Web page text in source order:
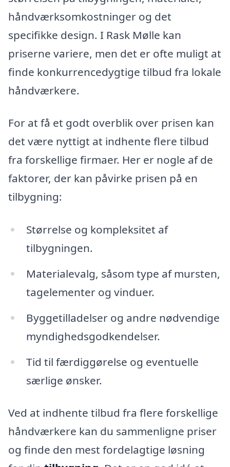
håndværksomkostninger og det
specifikke design. I Rask Mølle kan
priserne variere, men det er ofte muligt at
finde konkurrencedygtige tilbud fra lokale
håndværkere.
For at få et godt overblik over prisen kan
det være nyttigt at indhente flere tilbud
fra forskellige firmaer. Her er nogle af de
faktorer, der kan påvirke prisen på en
tilbygning:
Størrelse og kompleksitet af
tilbygningen.
Materialevalg, såsom type af mursten,
tagelementer og vinduer.
Byggetilladelser og andre nødvendige
myndighedsgodkendelser.
Tid til færdiggørelse og eventuelle
særlige ønsker.
Ved at indhente tilbud fra flere forskellige
håndværkere kan du sammenligne priser
og finde den mest fordelagtige løsning